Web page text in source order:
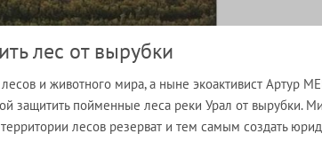
лес от вырубки
и животного мира, а ныне экоактивист Артур
защитить пойменные леса реки Урал от вырубки.
лесов резерват и тем самым создать